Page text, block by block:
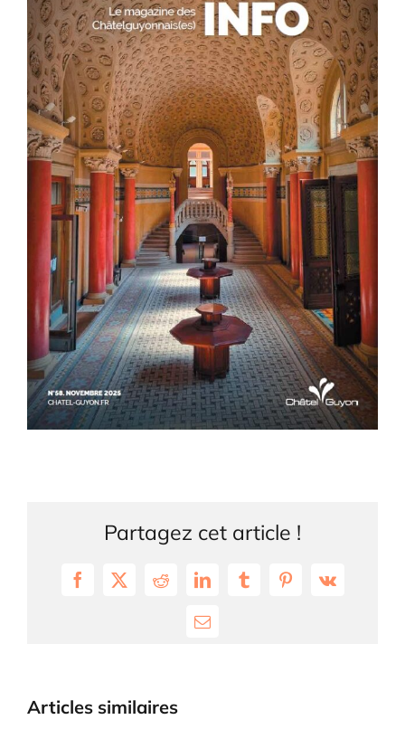
Partagez cet article !
Facebook
X RedditLinkedInTumblrPinterest
Vk
Email
Articles similaires